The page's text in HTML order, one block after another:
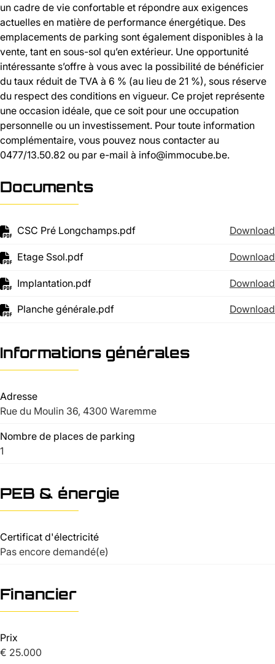
un cadre de vie confortable et répondre aux exigences
actuelles en matière de performance énergétique. Des
emplacements de parking sont également disponibles à la
vente, tant en sous-sol qu’en extérieur. Une opportunité
intéressante s’offre à vous avec la possibilité de bénéficier
du taux réduit de TVA à 6 % (au lieu de 21 %), sous réserve
du respect des conditions en vigueur. Ce projet représente
une occasion idéale, que ce soit pour une occupation
personnelle ou un investissement. Pour toute information
complémentaire, vous pouvez nous contacter au
0477/13.50.82 ou par e-mail à info@immocube.be.
Documents
CSC Pré Longchamps.pdf Download
Etage Ssol.pdf Download
Implantation.pdf Download
Planche générale.pdf Download
Informations générales
Adresse
Rue du Moulin 36, 4300 Waremme
Nombre de places de parking
1
PEB & énergie
Certificat d'électricité
Pas encore demandé(e)
Financier
Prix
€ 25.000